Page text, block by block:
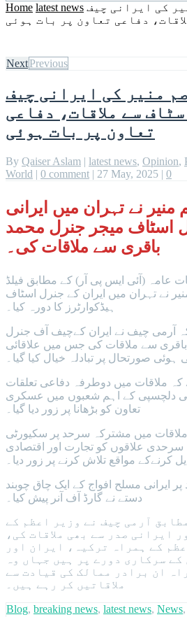
Home latest news کی ایرانی چیف
دفاعی تعاون پر بات ہوئی
NextPrevious
منیر کی ایرانی چیف
سے ملاقات، دفاعی
تعاون پر بات ہوئی
By Qaiser Aslam | latest news, Opinion,
World | 0 comment | 27 May, 2025 | 0
نے تہران میں ایرانی
اسٹاف میجر جنرل محمد
باقری سے ملاقات کی۔
عامہ (آئی ایس پی آر) کے مطابق فیلڈ
نے تہران میں ایران کے جنرل اسٹاف
ہیڈکوارٹرز کا دورہ کیا۔
آرمی چیف نے ایران کےچیف آف جنرل
سے ملاقات کی جس میں علاقائی
صورتحال پر تبادلہ خیال کیا گیا۔
کہ ملاقات میں دوطرفہ دفاعی تعلقات
دلچسپی کے اہم شعبوں میں عسکری
تعاون کو بڑھانا پر زور دیا گیا۔
میں مشترکہ سرحد پر سکیورٹی
سرحدی علاقوں کو تجارت اور اقتصادی
کرنےکے مواقع تلاش کرنے پر زور دیا۔
ایرانی مسلح افواج کے ایک چاق چوبند
آرمی چیف نے وزیر اعظم کے
ایرانی صدر سے بھی ملاقات کی،
کے ہمراہ ترکیہ، ایران اور
سرکاری دورے پر ہیں جہاں وہ
ان برادر ممالک کی قیادت سے
ملاقاتیں کر رہے ہیں۔
Blog, breaking news, latest news, News,